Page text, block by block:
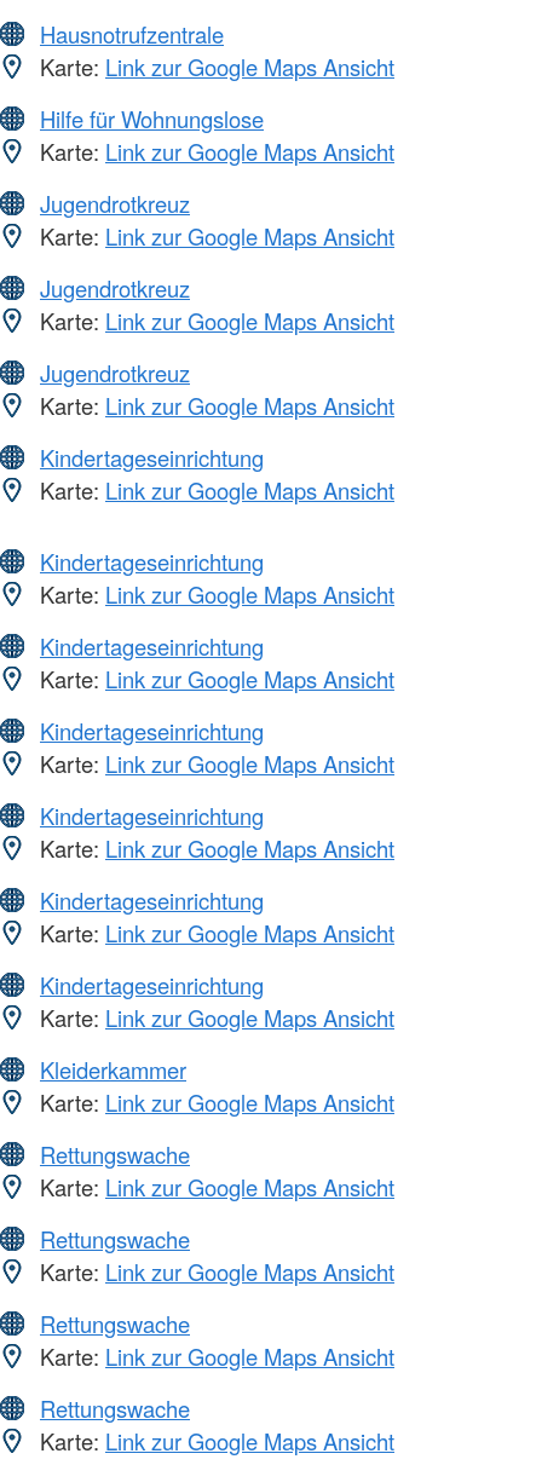
Hausnotrufzentrale
Karte: Link zur Google Maps Ansicht
Hilfe für Wohnungslose
Karte: Link zur Google Maps Ansicht
Jugendrotkreuz
Karte: Link zur Google Maps Ansicht
Jugendrotkreuz
Karte: Link zur Google Maps Ansicht
Jugendrotkreuz
Karte: Link zur Google Maps Ansicht
Kindertageseinrichtung
Karte: Link zur Google Maps Ansicht
Kindertageseinrichtung
Karte: Link zur Google Maps Ansicht
Kindertageseinrichtung
Karte: Link zur Google Maps Ansicht
Kindertageseinrichtung
Karte: Link zur Google Maps Ansicht
Kindertageseinrichtung
Karte: Link zur Google Maps Ansicht
Kindertageseinrichtung
Karte: Link zur Google Maps Ansicht
Kindertageseinrichtung
Karte: Link zur Google Maps Ansicht
Kleiderkammer
Karte: Link zur Google Maps Ansicht
Rettungswache
Karte: Link zur Google Maps Ansicht
Rettungswache
Karte: Link zur Google Maps Ansicht
Rettungswache
Karte: Link zur Google Maps Ansicht
Rettungswache
Karte: Link zur Google Maps Ansicht